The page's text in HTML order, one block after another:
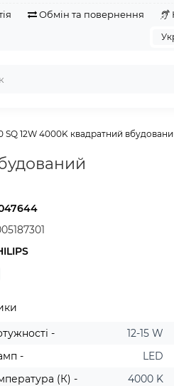
Обмін та повернення
SQ 12W 4000K квадратний
-
12-15 W
-
LED
(К) -
4000 K